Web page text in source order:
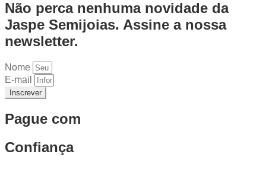
Não perca nenhuma novidade da
Jaspe Semijoias. Assine a nossa
newsletter.
Nome
E-mail
Inscrever
Pague com
Confiança